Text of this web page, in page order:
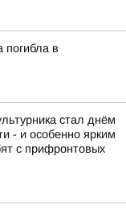
погибла в
стал днём
- и особенно ярким
с прифронтовых